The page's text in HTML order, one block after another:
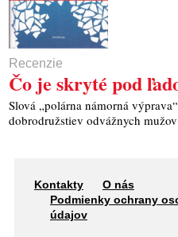
Recenzie
Čo je skryté pod
Slová „polárna námorná
dobrodružstiev odvážnych
Kontakty
O nás
Podmienky ochrany
údajov